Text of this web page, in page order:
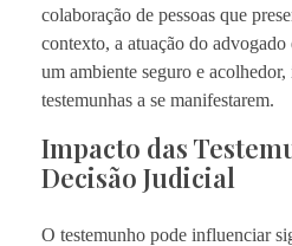
colaboração de pessoas que
contexto, a atuação do
um ambiente seguro e
testemunhas a se manifestarem.
Impacto das
Decisão Judicial
O testemunho pode influenciar